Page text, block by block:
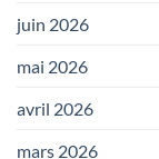
juin 2026
mai 2026
avril 2026
mars 2026